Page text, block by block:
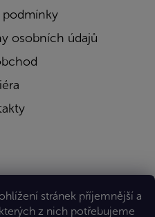
stránek příjemnější a
z nich potřebujeme
osobních údajů